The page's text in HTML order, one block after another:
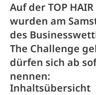
Auf der TOP
wurden am
des
The Challenge
dürfen sich ab
nennen:
Inhaltsübersicht